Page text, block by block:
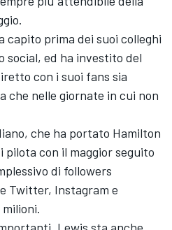
capito prima dei suoi colleghi
social, ed ha investito del
con i suoi fans sia
che nelle giornate in cui non
che ha portato Hamilton
pilota con il maggior seguito
di followers
Twitter, Instagram e